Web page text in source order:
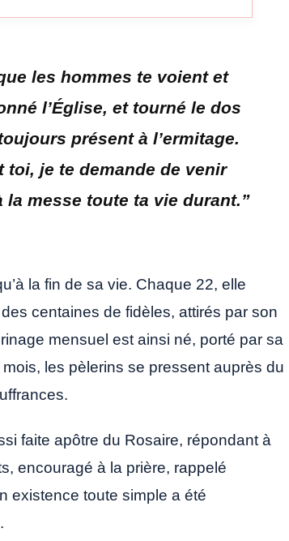
les hommes te voient et
l’Église, et tourné le dos
présent à l’ermitage.
toi, je te demande de venir
la messe toute ta vie durant.”
la fin de sa vie. Chaque 22, elle
centaines de fidèles, attirés par son
mensuel est ainsi né, porté par sa
les pèlerins se pressent auprès du
faite apôtre du Rosaire, répondant à
encouragé à la prière, rappelé
existence toute simple a été